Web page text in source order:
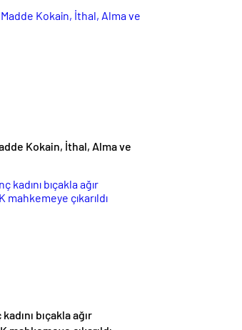
Kokain, İthal, Alma ve
bıçakla ağır